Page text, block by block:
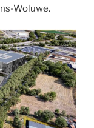
Woluwe.